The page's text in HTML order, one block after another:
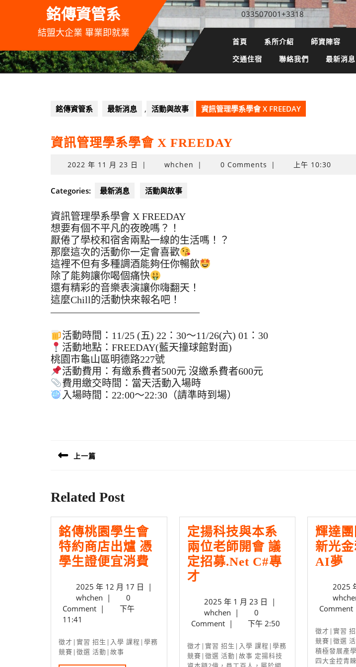
銘傳資管系
結盟大企業 畢業即就業
033507001+3318
首頁 系所介紹 師資陣容
交通住宿
聯絡我們 最新消息
銘傳資管系 最新消息 , 活動與故事 資訊管理學系學會 X FREEDAY
資訊管理學系學會 X FREEDAY
2022 年 11 月 23 日 2022
11
日
| whchen | 0 Comments | 上午 10:30
Categories: 最新消息 活動與故事
資訊管理學系學會 X FREEDAY
想要有個不平凡的夜晚嗎？！
厭倦了學校和宿舍兩點一線的生活嗎！？
那麼這次的活動你一定會喜歡
這裡不但有多種調酒能夠任你暢飲
除了能夠讓你喝個痛快
還有精彩的音樂表演讓你嗨翻天！
這麼Chill的活動快來報名吧！
———————————————
活動時間：11/25 (五) 22：30～11/26(六) 01：30
活動地點：FREEDAY(藍天撞球館對面)
桃園市龜山區明德路227號
活動費用：有繳系費者500元 沒繳系費者600元
費用繳交時間：當天活動入場時
入場時間：22:00～22:30（請準時到場）
導
上一篇
Related Post
銘傳桃園學生會
特約商店出爐 憑
學生證便宜消費
桃
生
2025 年 12 月 17 日 2025
日
|
whchenwhchen
|
0
Comment |
下午
11:41
徵才|實習 招生|入學 課程|學務
競賽|徵選 活動|故事
定揚科技與本系
兩位老師開會 議
定招募.net C#專
才定
科
技
本
2025 年 1 月 23 日 2025
1
23
日
|
whchen whchen
|
0
Comment | 下午 2:50
徵才|實習 招生|入學 課程|學務
競賽|徵選 活動|故事 定揚科技
輝達
新光
AI夢
團
隊
銘
傳
2025
Comment
徵才|實習 招生|入學 課程|學務
競賽|徵選
積極發展產
四大金控青